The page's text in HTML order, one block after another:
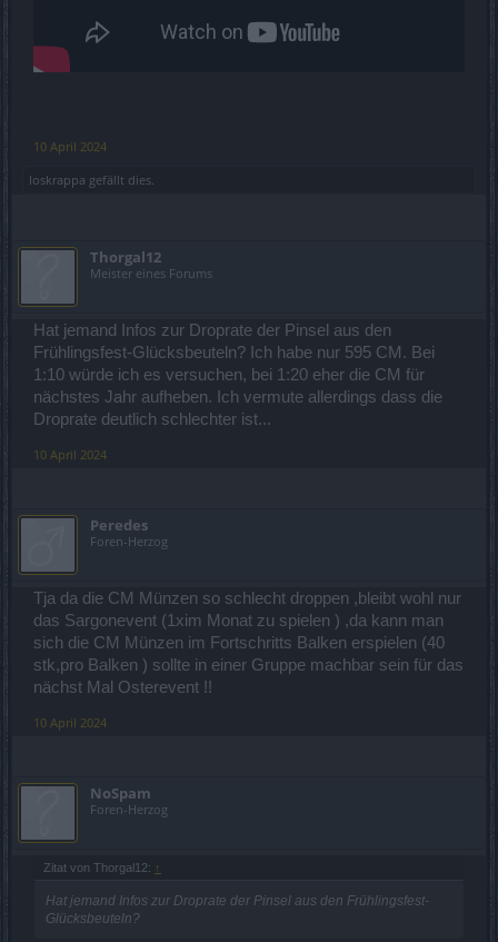
10 April 2024
loskrappa gefällt dies.
Thorgal12
Meister eines Forums
Hat jemand Infos zur Droprate der Pinsel aus den
Frühlingsfest-Glücksbeuteln? Ich habe nur 595 CM. Bei
1:10 würde ich es versuchen, bei 1:20 eher die CM für
nächstes Jahr aufheben. Ich vermute allerdings dass die
Droprate deutlich schlechter ist...
10 April 2024
Peredes
Foren-Herzog
Tja da die CM Münzen so schlecht droppen ,bleibt wohl nur
das Sargonevent (1xim Monat zu spielen ) ,da kann man
sich die CM Münzen im Fortschritts Balken erspielen (40
stk,pro Balken ) sollte in einer Gruppe machbar sein für das
nächst Mal Osterevent !!
10 April 2024
NoSpam
Foren-Herzog
Zitat von Thorgal12: ↑
Hat jemand Infos zur Droprate der Pinsel aus den Frühlingsfest-
Glücksbeuteln?